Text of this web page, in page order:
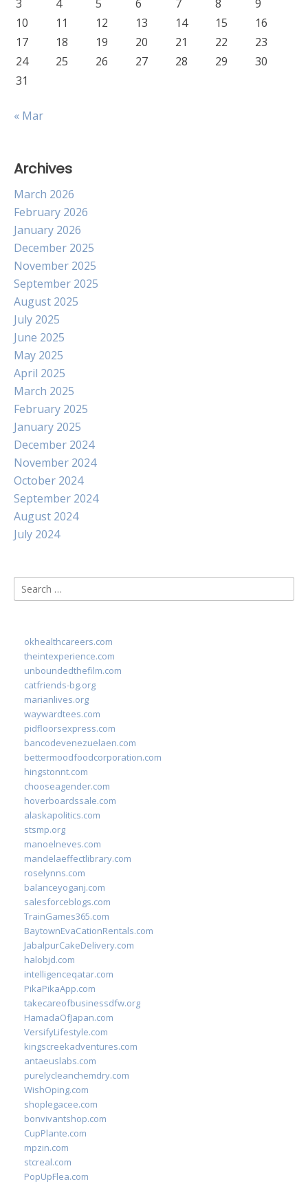
3 4 5 6 7 8
9
10
11 12 13 14 15
16
17
18 19 20 21 22
23
24
25 26 27 28 29
30
31
« Mar
Archives
March 2026
February 2026
January 2026
December 2025
November 2025
September 2025
August 2025
July 2025
June 2025
May 2025
April 2025
March 2025
February 2025
January 2025
December 2024
November 2024
October 2024
September 2024
August 2024
July 2024
Search
for:
okhealthcareers.com
theintexperience.com
unboundedthefilm.com
catfriends-bg.org
marianlives.org
waywardtees.com
pidfloorsexpress.com
bancodevenezuelaen.com
bettermoodfoodcorporation.com
hingstonnt.com
chooseagender.com
hoverboardssale.com
alaskapolitics.com
stsmp.org
manoelneves.com
mandelaeffectlibrary.com
roselynns.com
balanceyoganj.com
salesforceblogs.com
TrainGames365.com
BaytownEvaCationRentals.com
JabalpurCakeDelivery.com
halobjd.com
intelligenceqatar.com
PikaPikaApp.com
takecareofbusinessdfw.org
HamadaOfJapan.com
VersifyLifestyle.com
kingscreekadventures.com
antaeuslabs.com
purelycleanchemdry.com
WishOping.com
shoplegacee.com
bonvivantshop.com
CupPlante.com
mpzin.com
stcreal.com
PopUpFlea.com